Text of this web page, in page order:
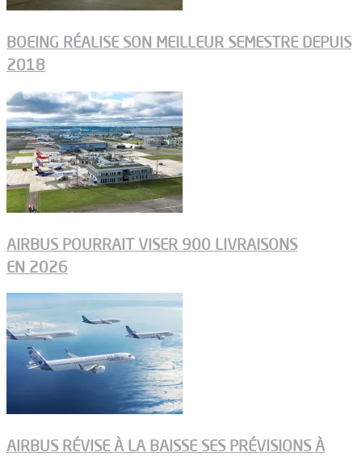
BOEING RÉALISE SON MEILLEUR SEMESTRE DEPUIS
2018
AIRBUS POURRAIT VISER 900 LIVRAISONS
EN 2026
AIRBUS RÉVISE À LA BAISSE SES PRÉVISIONS À